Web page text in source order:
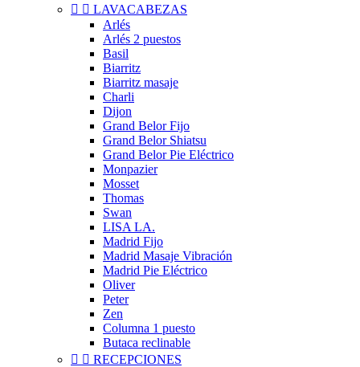
  LAVACABEZAS
Arlés
Arlés 2 puestos
Basil
Biarritz
Biarritz masaje
Charli
Dijon
Grand Belor Fijo
Grand Belor Shiatsu
Grand Belor Pie Eléctrico
Monpazier
Mosset
Thomas
Swan
LISA LA.
Madrid Fijo
Madrid Masaje Vibración
Madrid Pie Eléctrico
Oliver
Peter
Zen
Columna 1 puesto
Butaca reclinable
  RECEPCIONES